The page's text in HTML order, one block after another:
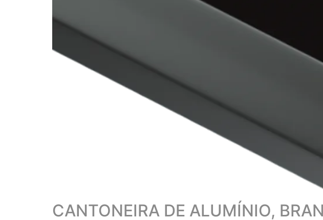
CANTONEIRA DE ALUMÍNIO,